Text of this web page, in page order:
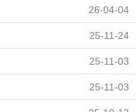
26-04-04
25-11-24
25-11-03
25-11-03